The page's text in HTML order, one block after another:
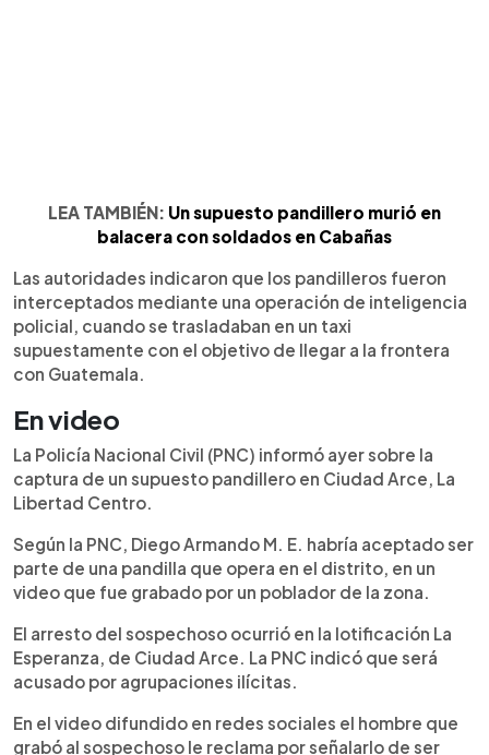
LEA TAMBIÉN: Un supuesto pandillero murió en
balacera con soldados en Cabañas
Las autoridades indicaron que los pandilleros fueron
interceptados mediante una operación de inteligencia
policial, cuando se trasladaban en un taxi
supuestamente con el objetivo de llegar a la frontera
con Guatemala.
En video
La Policía Nacional Civil (PNC) informó ayer sobre la
captura de un supuesto pandillero en Ciudad Arce, La
Libertad Centro.
Según la PNC, Diego Armando M. E. habría aceptado ser
parte de una pandilla que opera en el distrito, en un
video que fue grabado por un poblador de la zona.
El arresto del sospechoso ocurrió en la lotificación La
Esperanza, de Ciudad Arce. La PNC indicó que será
acusado por agrupaciones ilícitas.
En el video difundido en redes sociales el hombre que
grabó al sospechoso le reclama por señalarlo de ser